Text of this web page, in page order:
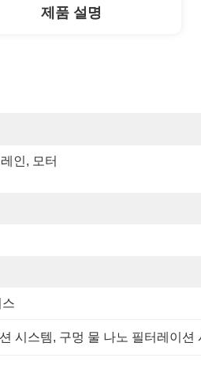
제품 설명
인, 모터
시스템, 구멍 물 나노 필터레이션